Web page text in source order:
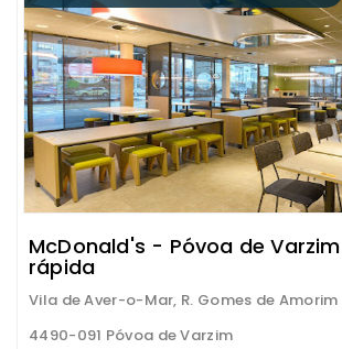
McDonald's - Póvoa de
rápida
Vila de Aver-o-Mar, R. Gomes de Amorim
4490-091 Póvoa de Varzim